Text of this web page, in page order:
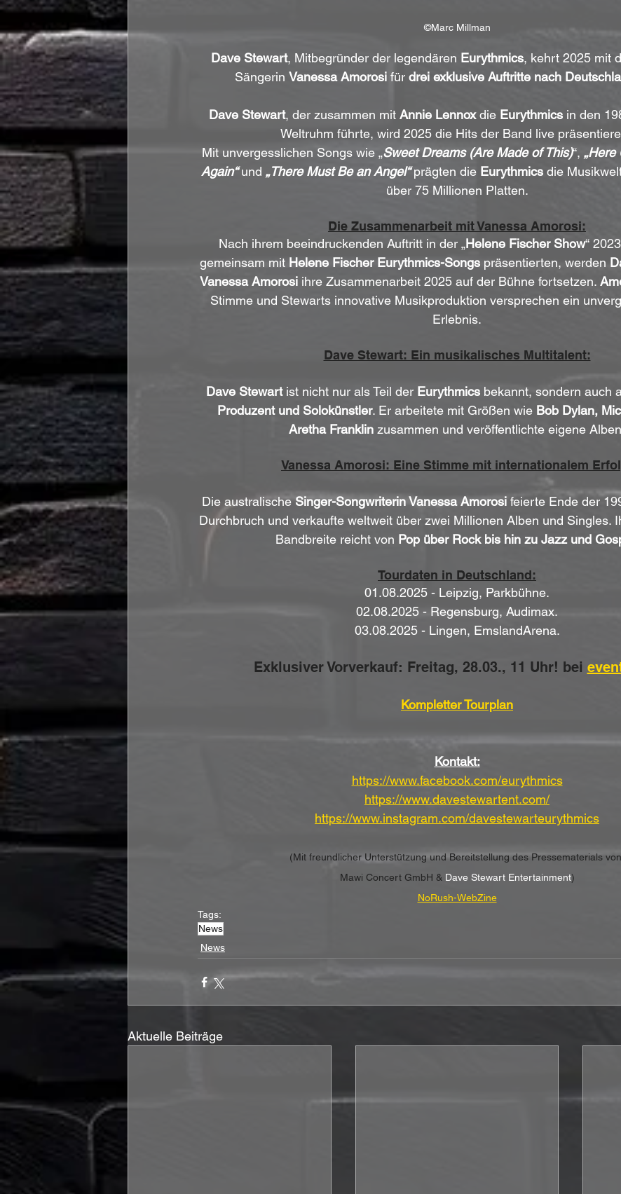
©Marc Millman
Dave Stewart, Mitbegründer der legendären Eurythmics, kehrt 2025 mit
Sängerin Vanessa Amorosi für drei exklusive Auftritte nach
Dave Stewart, der zusammen mit Annie Lennox die Eurythmics in den
Weltruhm führte, wird 2025 die Hits der Band live
Mit unvergesslichen Songs wie „Sweet Dreams (Are Made of This)“, „Here
Again“ und „There Must Be an Angel“ prägten die Eurythmics die
über 75 Millionen Platten.
Die Zusammenarbeit mit Vanessa Amorosi:
Nach ihrem beeindruckenden Auftritt in der „Helene Fischer Show“
gemeinsam mit Helene Fischer Eurythmics-Songs präsentierten, werden
Vanessa Amorosi ihre Zusammenarbeit 2025 auf der Bühne fortsetzen.
Stimme und Stewarts innovative Musikproduktion versprechen ein
Erlebnis.
Dave Stewart: Ein musikalisches Multitalent:
Dave Stewart ist nicht nur als Teil der Eurythmics bekannt, sondern auch
Produzent und Solokünstler. Er arbeitete mit Größen wie Bob Dylan,
Aretha Franklin zusammen und veröffentlichte eigene
Vanessa Amorosi: Eine Stimme mit internationalem
Die australische Singer-Songwriterin Vanessa Amorosi feierte Ende der
Durchbruch und verkaufte weltweit über zwei Millionen Alben und Singles.
Bandbreite reicht von Pop über Rock bis hin zu Jazz und
Tourdaten in Deutschland:
01.08.2025 - Leipzig, Parkbühne.
02.08.2025 - Regensburg, Audimax.
03.08.2025 - Lingen, EmslandArena.
Exklusiver Vorverkauf: Freitag, 28.03., 11 Uhr! bei
Kompletter Tourplan
Kontakt:
https://www.facebook.com/eurythmics
https://www.davestewartent.com/
https://www.instagram.com/davestewarteurythmics
(Mit freundlicher Unterstützung und Bereitstellung des Pressematerials von
Mawi Concert GmbH & Dave Stewart Entertainment)
NoRush-WebZine
Tags:
News
News
Aktuelle Beiträge